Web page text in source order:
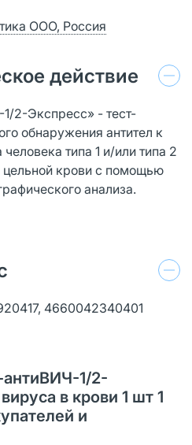
ООО, Россия
действие
2-Экспресс» - тест-
обнаружения антител к
типа 1 и/или типа 2
крови с помощью
анализа.
4660042340401
1/2-
в крови 1 шт 1
и